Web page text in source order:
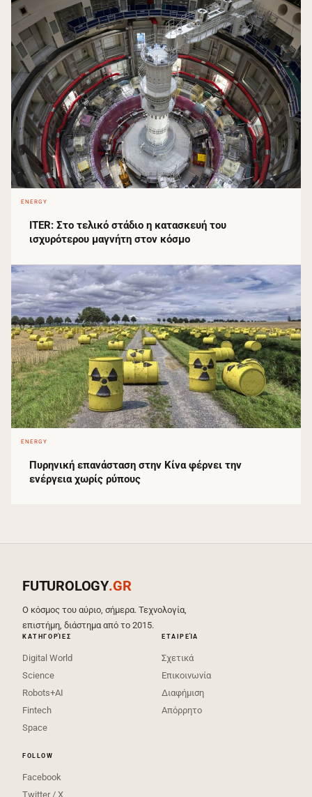
ENERGY
ITER: Στο τελικό στάδιο η κατασκευή του
ισχυρότερου μαγνήτη στον κόσμο
ENERGY
Πυρηνική επανάσταση στην Κίνα φέρνει την
ενέργεια χωρίς ρύπους
FUTUROLOGY.GR
Ο κόσμος του αύριο, σήμερα. Τεχνολογία,
επιστήμη, διάστημα από το 2015.
ΚΑΤΗΓΟΡΊΕΣ
Digital World
Science
Robots+AI
Fintech
Space
ΕΤΑΙΡΕΊΑ
Σχετικά
Επικοινωνία
Διαφήμιση
Απόρρητο
FOLLOW
Facebook
Twitter / X